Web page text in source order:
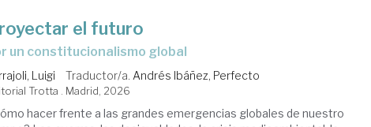
el futuro
un constitucionalismo global
Luigi Traductor/a. Andrés Ibáñez, Perfecto
Trotta . Madrid, 2026
hacer frente a las grandes emergencias globales de nuestro